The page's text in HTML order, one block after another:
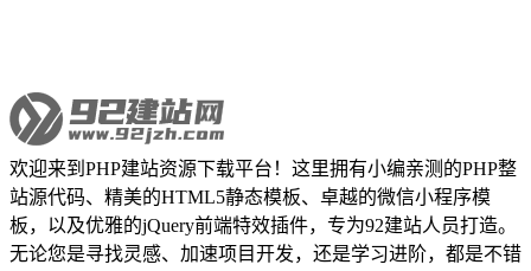
欢迎来到PHP建站资源下载平台！这里拥有小编亲测的PHP整
站源代码、精美的HTML5静态模板、卓越的微信小程序模
板，以及优雅的jQuery前端特效插件，专为92建站人员打造。
无论您是寻找灵感、加速项目开发，还是学习进阶，都是不错